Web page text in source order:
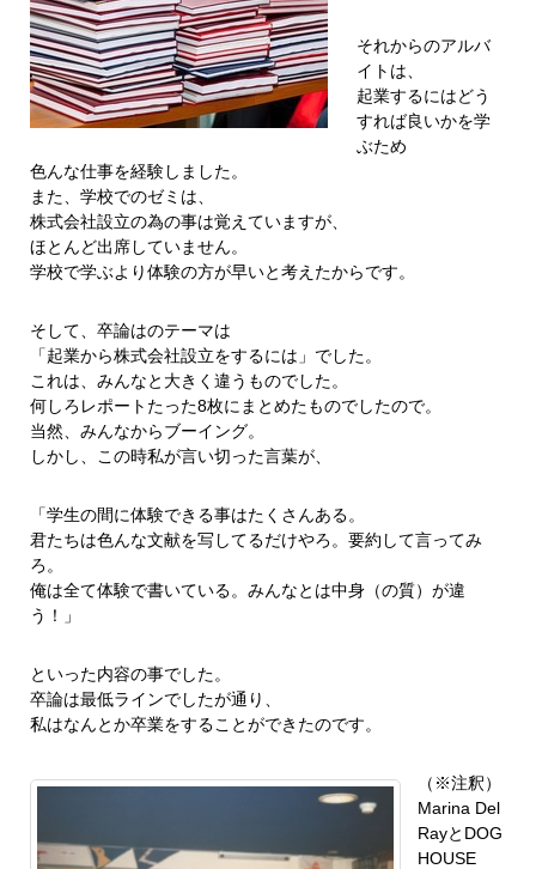
それからのアルバ
イトは、
起業するにはどう
すれば良いかを学
ぶため
色んな仕事を経験しました。
また、学校でのゼミは、
株式会社設立の為の事は覚えていますが、
ほとんど出席していません。
学校で学ぶより体験の方が早いと考えたからです。
そして、卒論はのテーマは
「起業から株式会社設立をするには」でした。
これは、みんなと大きく違うものでした。
何しろレポートたった8枚にまとめたものでしたので。
当然、みんなからブーイング。
しかし、この時私が言い切った言葉が、
「学生の間に体験できる事はたくさんある。
君たちは色んな文献を写してるだけやろ。要約して言ってみ
ろ。
俺は全て体験で書いている。みんなとは中身（の質）が違
う！」
といった内容の事でした。
卒論は最低ラインでしたが通り、
私はなんとか卒業をすることができたのです。
（※注釈）
Marina Del
RayとDOG
HOUSE